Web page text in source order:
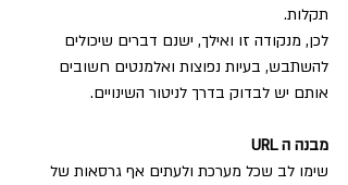
תקלות.
לכן, מנקודה זו ואילך, ישנם דברים שיכולים
להשתבש, בעיות נפוצות ואלמנטים חשובים
אותם יש לבדוק בדרך לניטור השינויים.
מבנה ה URL
שימו לב שכל מערכת ולעתים אף גרסאות של